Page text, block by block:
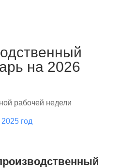
на 2026
рабочей недели
год